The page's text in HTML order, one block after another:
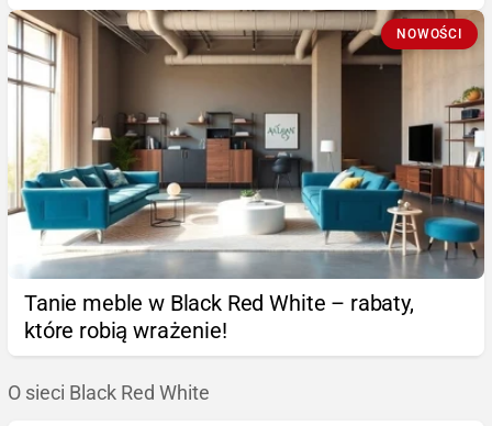
NOWOŚCI
Tanie meble w Black Red White – rabaty,
które robią wrażenie!
O sieci Black Red White